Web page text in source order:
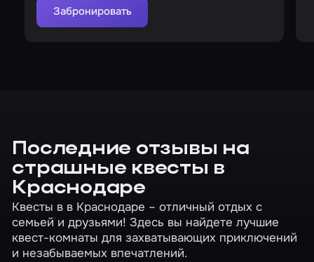
Забронировать
Последние отзывы на
страшные квесты в
Краснодаре
Квесты в в Краснодаре – отличный отдых с
семьей и друзьями! Здесь вы найдете лучшие
квест-комнаты для захватывающих приключений
и незабываемых впечатлений.